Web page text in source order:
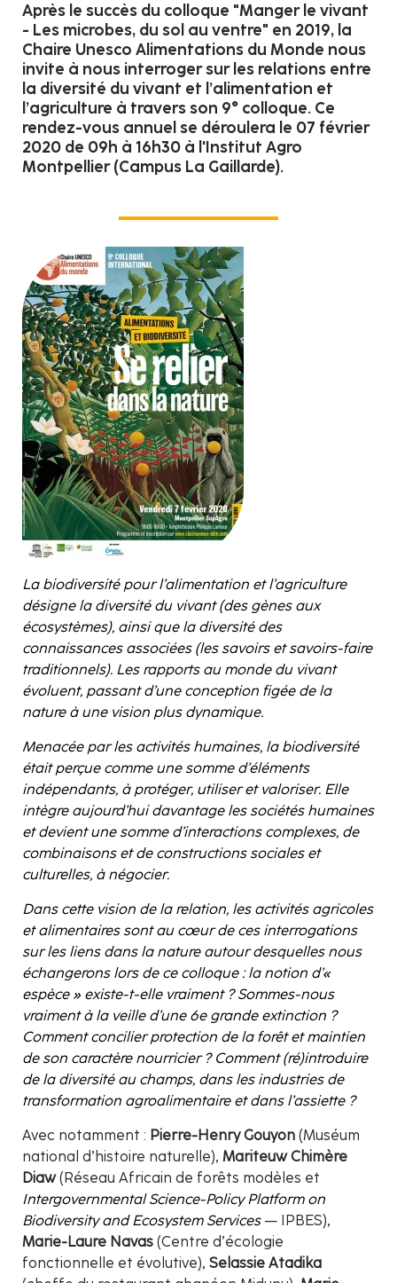
Après le succès du colloque "Manger le vivant
- Les microbes, du sol au ventre" en 2019, la
Chaire Unesco Alimentations du Monde nous
invite à nous interroger sur les relations entre
la diversité du vivant et l’alimentation et
l’agriculture à travers son 9° colloque. Ce
rendez-vous annuel se déroulera le 07 février
2020 de 09h à 16h30 à l'Institut Agro
Montpellier (Campus La Gaillarde).
La biodiversité pour l’alimentation et l’agriculture
désigne la diversité du vivant (des gènes aux
écosystèmes), ainsi que la diversité des
connaissances associées (les savoirs et savoirs-faire
traditionnels). Les rapports au monde du vivant
évoluent, passant d’une conception figée de la
nature à une vision plus dynamique.
Menacée par les activités humaines, la biodiversité
était perçue comme une somme d’éléments
indépendants, à protéger, utiliser et valoriser. Elle
intègre aujourd’hui davantage les sociétés humaines
et devient une somme d’interactions complexes, de
combinaisons et de constructions sociales et
culturelles, à négocier.
Dans cette vision de la relation, les activités agricoles
et alimentaires sont au cœur de ces interrogations
sur les liens dans la nature autour desquelles nous
échangerons lors de ce colloque : la notion d’«
espèce » existe-t-elle vraiment ? Sommes-nous
vraiment à la veille d’une 6e grande extinction ?
Comment concilier protection de la forêt et maintien
de son caractère nourricier ? Comment (ré)introduire
de la diversité au champs, dans les industries de
transformation agroalimentaire et dans l’assiette ?
Avec notamment : Pierre-Henry Gouyon (Muséum
national d’histoire naturelle), Mariteuw Chimère
Diaw(Réseau Africain de forêts modèles et
Intergovernmental Science-Policy Platform on
Biodiversity and Ecosystem Services — IPBES),
Marie-Laure Navas (Centre d’écologie
fonctionnelle et évolutive), Selassie Atadika